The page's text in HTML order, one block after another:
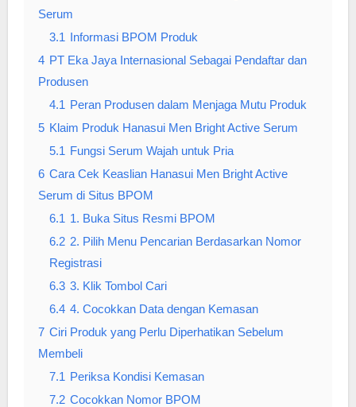
Serum
3.1 Informasi BPOM Produk
4 PT Eka Jaya Internasional Sebagai Pendaftar dan
Produsen
4.1 Peran Produsen dalam Menjaga Mutu Produk
5 Klaim Produk Hanasui Men Bright Active Serum
5.1 Fungsi Serum Wajah untuk Pria
6 Cara Cek Keaslian Hanasui Men Bright Active
Serum di Situs BPOM
6.1 1. Buka Situs Resmi BPOM
6.2 2. Pilih Menu Pencarian Berdasarkan Nomor
Registrasi
6.3 3. Klik Tombol Cari
6.4 4. Cocokkan Data dengan Kemasan
7 Ciri Produk yang Perlu Diperhatikan Sebelum
Membeli
7.1 Periksa Kondisi Kemasan
7.2 Cocokkan Nomor BPOM